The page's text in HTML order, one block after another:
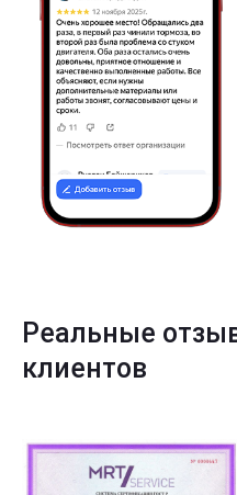
Реальные
клиентов